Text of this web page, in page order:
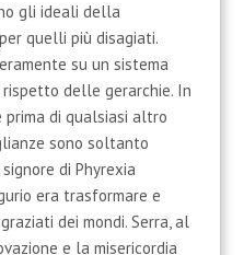
gli ideali della
quelli più disagiati.
su un sistema
delle gerarchie. In
prima di qualsiasi altro
sono soltanto
di Phyrexia
era trasformare e
dei mondi. Serra, al
e la misericordia